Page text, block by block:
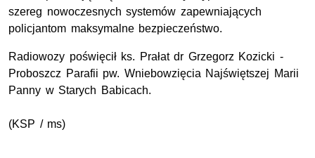
szereg nowoczesnych systemów zapewniających
policjantom maksymalne bezpieczeństwo.
Radiowozy poświęcił ks. Prałat dr Grzegorz Kozicki -
Proboszcz Parafii pw. Wniebowzięcia Najświętszej Marii
Panny w Starych Babicach.
(KSP / ms)